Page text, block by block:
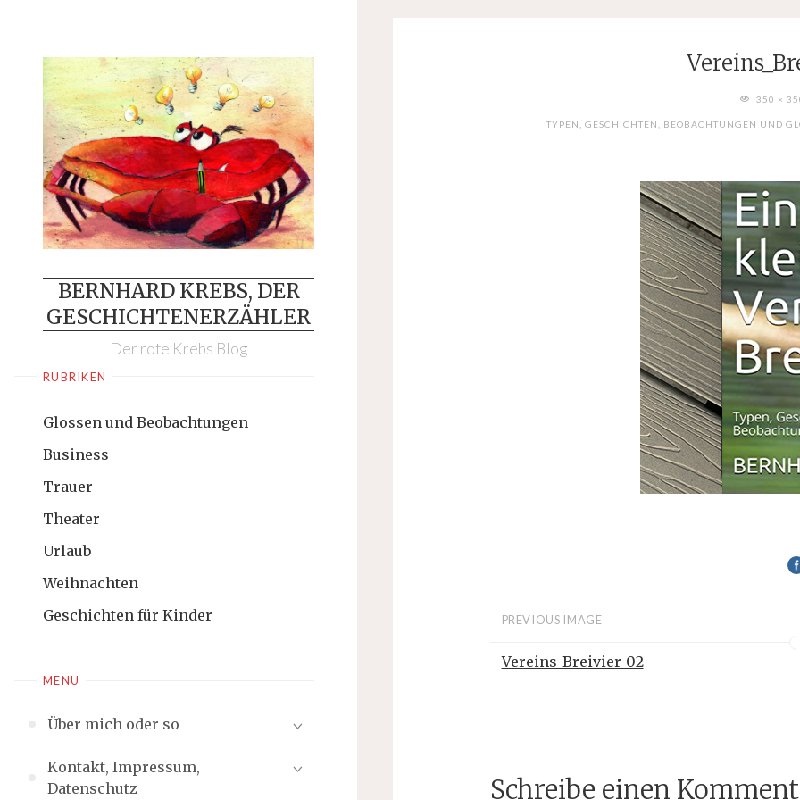
content
BERNHARD KREBS, DER
GESCHICHTENERZÄHLER
Der rote Krebs Blog
RUBRIKEN
Glossen und Beobachtungen
Business
Trauer
Theater
Urlaub
Weihnachten
Geschichten für Kinder
MENU
Über mich oder so
Kontakt, Impressum,
Datenschutz
FULL350 ×
TYPEN, GESCHICHTEN, BEOBACHTUNGEN UND
PREVIOUS IMAGE
Vereins_Breivier_02
Schreibe einen